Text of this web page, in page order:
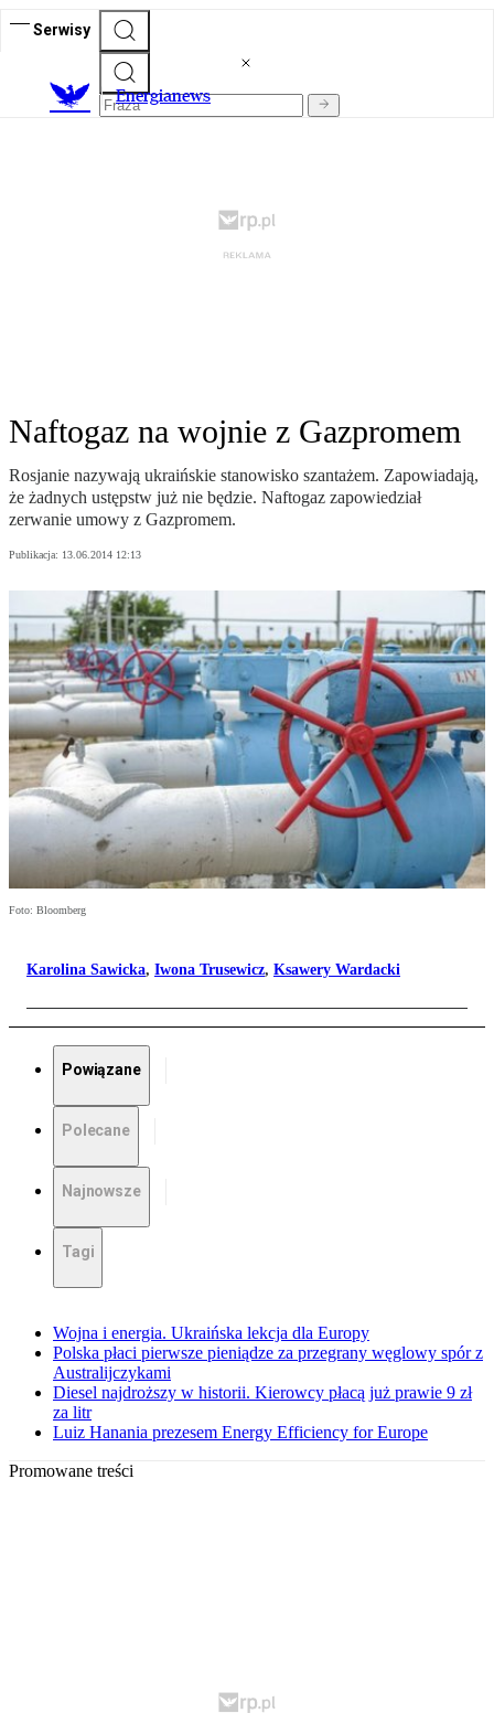
Serwisy
Energianews
Naftogaz na wojnie z Gazpromem
Rosjanie nazywają ukraińskie stanowisko szantażem. Zapowiadają,
że żadnych ustępstw już nie będzie. Naftogaz zapowiedział
zerwanie umowy z Gazpromem.
Publikacja: 13.06.2014 12:13
Foto: Bloomberg
Karolina Sawicka, Iwona Trusewicz, Ksawery Wardacki
Powiązane
Polecane
Najnowsze
Tagi
Wojna i energia. Ukraińska lekcja dla Europy
Polska płaci pierwsze pieniądze za przegrany węglowy spór z
Australijczykami
Diesel najdroższy w historii. Kierowcy płacą już prawie 9 zł
za litr
Luiz Hanania prezesem Energy Efficiency for Europe
Promowane treści